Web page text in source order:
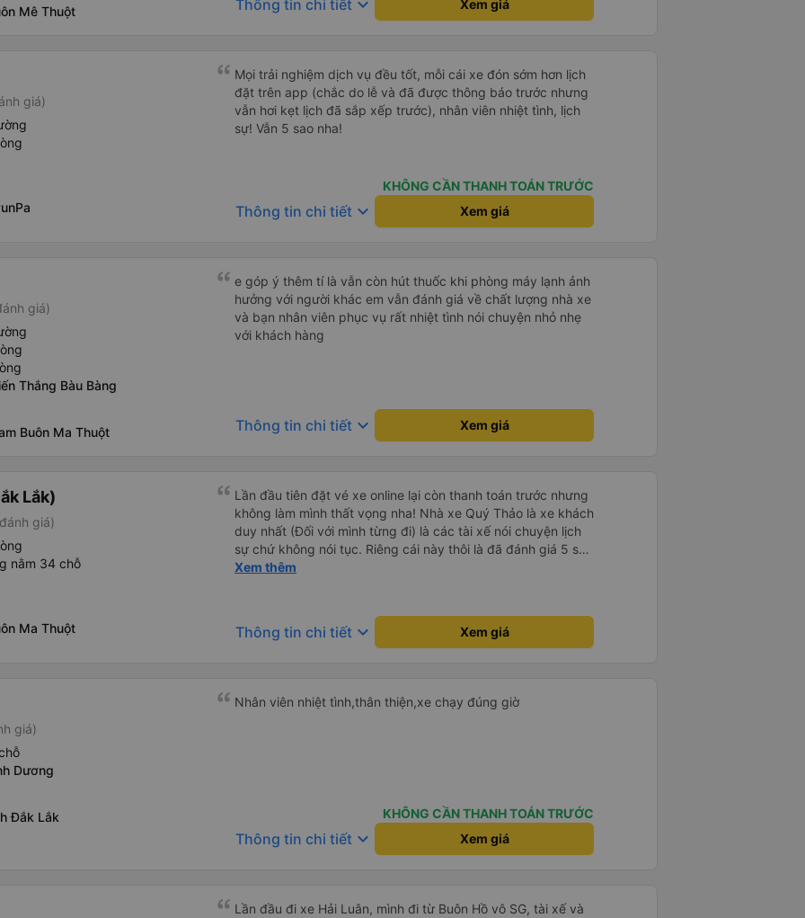
này, đừng bị sa sút nha.
Mê Thuột
Thông tin chi tiết keyboard_arrow_down Xem giá
giá)
Mọi trải nghiệm dịch vụ đều tốt, mỗi cái xe đón sớm hơn lịch
đặt trên app (chắc do lễ và đã được thông báo trước nhưng
vẫn hơi kẹt lịch đã sắp xếp trước), nhân viên nhiệt tình, lịch
sự! Vẫn 5 sao nha!
KHÔNG CẦN THANH TOÁN TRƯỚC
Thông tin chi tiết keyboard_arrow_down Xem giá
giá)
Thắng Bàu Bàng
Buôn Ma Thuột
e góp ý thêm tí là vẫn còn hút thuốc khi phòng máy lạnh ảnh
hưởng với người khác em vẫn đánh giá về chất lượng nhà xe
và bạn nhân viên phục vụ rất nhiệt tình nói chuyện nhỏ nhẹ
với khách hàng
Thông tin chi tiết keyboard_arrow_down Xem giá
Lắk)
giá)
nằm 34 chỗ
Ma Thuột
Lần đầu tiên đặt vé xe online lại còn thanh toán trước nhưng
không làm mình thất vọng nha! Nhà xe Quý Thảo là xe khách
duy nhất (Đối với mình từng đi) là các tài xế nói chuyện lịch
sự chứ không nói tục. Riêng cái này thôi là đã đánh giá 5 sao
rồi. Chú tài xế còn uống pepsi rất dễ thương chứ không có
Xem thêm
Thông tin chi tiết keyboard_arrow_down Xem giá
giá)
Dương
Đắk Lắk
Nhân viên nhiệt tình,thân thiện,xe chạy đúng giờ
KHÔNG CẦN THANH TOÁN TRƯỚC
Thông tin chi tiết keyboard_arrow_down Xem giá
Lần đầu đi xe Hải Luân, mình đi từ Buôn Hồ vô SG, tài xế và